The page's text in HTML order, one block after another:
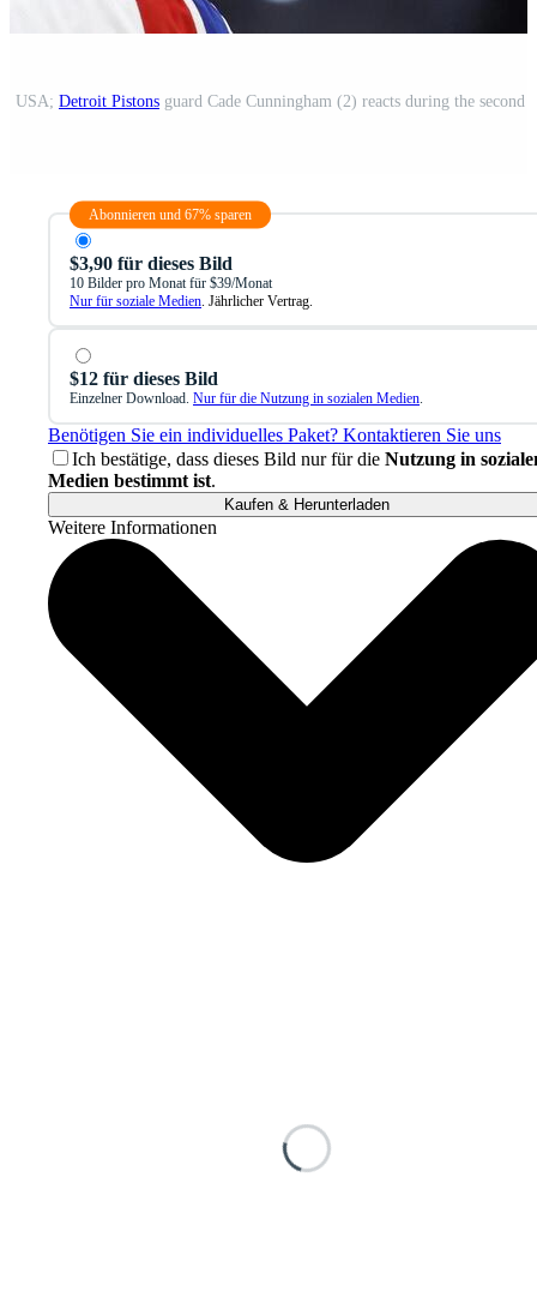
USA; Detroit Pistons guard Cade Cunningham (2) reacts during the second
Abonnieren und 67% sparen
$3,90 für dieses Bild
10 Bilder pro Monat für $39/Monat
Nur für soziale Medien. Jährlicher Vertrag.
$12 für dieses Bild
Einzelner Download. Nur für die Nutzung in sozialen Medien.
Benötigen Sie ein individuelles Paket? Kontaktieren Sie uns
Ich bestätige, dass dieses Bild nur für die Nutzung in
Medien bestimmt ist.
Kaufen & Herunterladen
Weitere Informationen